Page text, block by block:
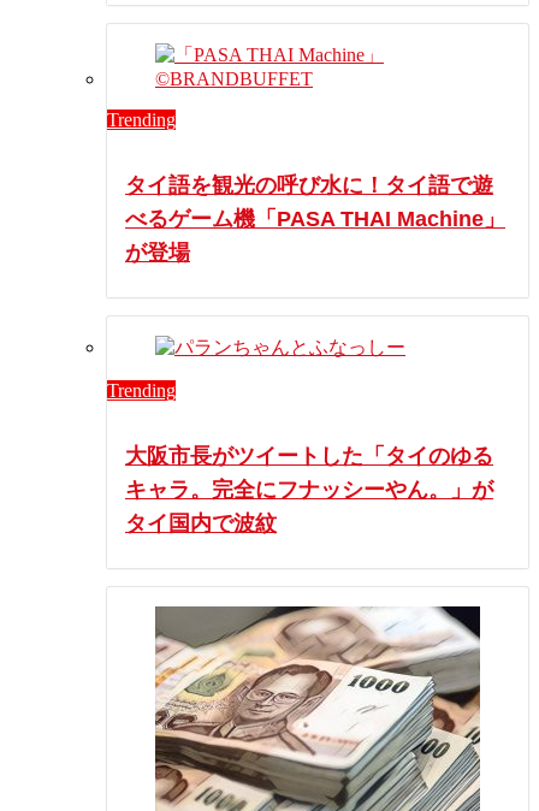
Trending
タイ語を観光の呼び水に！タイ語で遊
べるゲーム機「PASA THAI Machine」
が登場
Trending
大阪市長がツイートした「タイのゆる
キャラ。完全にフナッシーやん。」が
タイ国内で波紋